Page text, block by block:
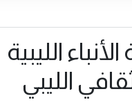
الليبية
الليبي